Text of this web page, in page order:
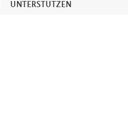
UNTERSTÜTZEN